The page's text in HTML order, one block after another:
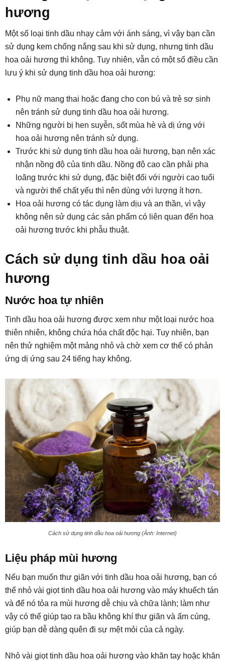
hương
Một số loại tinh dầu nhạy cảm với ánh sáng, vì vậy bạn cần
sử dụng kem chống nắng sau khi sử dụng, nhưng tinh dầu
hoa oải hương thì không. Tuy nhiên, vẫn có một số điều cần
lưu ý khi sử dụng tinh dầu hoa oải hương:
Phụ nữ mang thai hoặc đang cho con bú và trẻ sơ sinh
nên tránh sử dụng tinh dầu hoa oải hương.
Những người bị hen suyễn, sốt mùa hè và dị ứng với
hoa oải hương nên tránh sử dụng.
Trước khi sử dụng tinh dầu hoa oải hương, bạn nên xác
nhận nồng độ của tinh dầu. Nồng độ cao cần phải pha
loãng trước khi sử dụng, đặc biệt đối với người cao tuổi
và người thể chất yếu thì nên dùng với lượng ít hơn.
Hoa oải hương có tác dụng làm dịu và an thần, vì vậy
không nên sử dụng các sản phẩm có liên quan đến hoa
oải hương trước khi phẫu thuật.
Cách sử dụng tinh dầu hoa oải
hương
Nước hoa tự nhiên
Tinh dầu hoa oải hương được xem như một loại nước hoa
thiên nhiên, không chứa hóa chất độc hại. Tuy nhiên, bạn
nên thử nghiệm một mảng nhỏ và chờ xem cơ thể có phản
ứng dị ứng sau 24 tiếng hay không.
Cách sử dụng tinh dầu hoa oải hương (Ảnh: Internet)
Liệu pháp mùi hương
Nếu bạn muốn thư giãn với tinh dầu hoa oải hương, bạn có
thể nhỏ vài giọt tinh dầu hoa oải hương vào máy khuếch tán
và để nó tỏa ra mùi hương dễ chịu và chữa lành; làm như
vậy có thể giúp tạo ra bầu không khí thư giãn và ấm cúng,
giúp bạn dễ dàng quên đi sự mệt mỏi của cả ngày.
Nhỏ vài giọt tinh dầu hoa oải hương vào khăn tay hoặc khăn